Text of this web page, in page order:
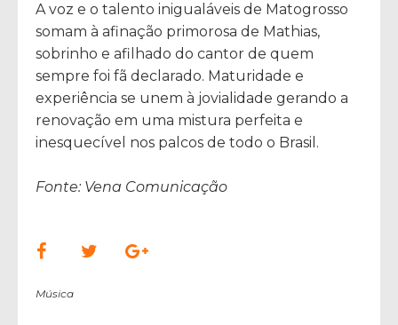
A voz e o talento inigualáveis de Matogrosso
somam à afinação primorosa de Mathias,
sobrinho e afilhado do cantor de quem
sempre foi fã declarado. Maturidade e
experiência se unem à jovialidade gerando a
renovação em uma mistura perfeita e
inesquecível nos palcos de todo o Brasil.
Fonte: Vena Comunicação
Música